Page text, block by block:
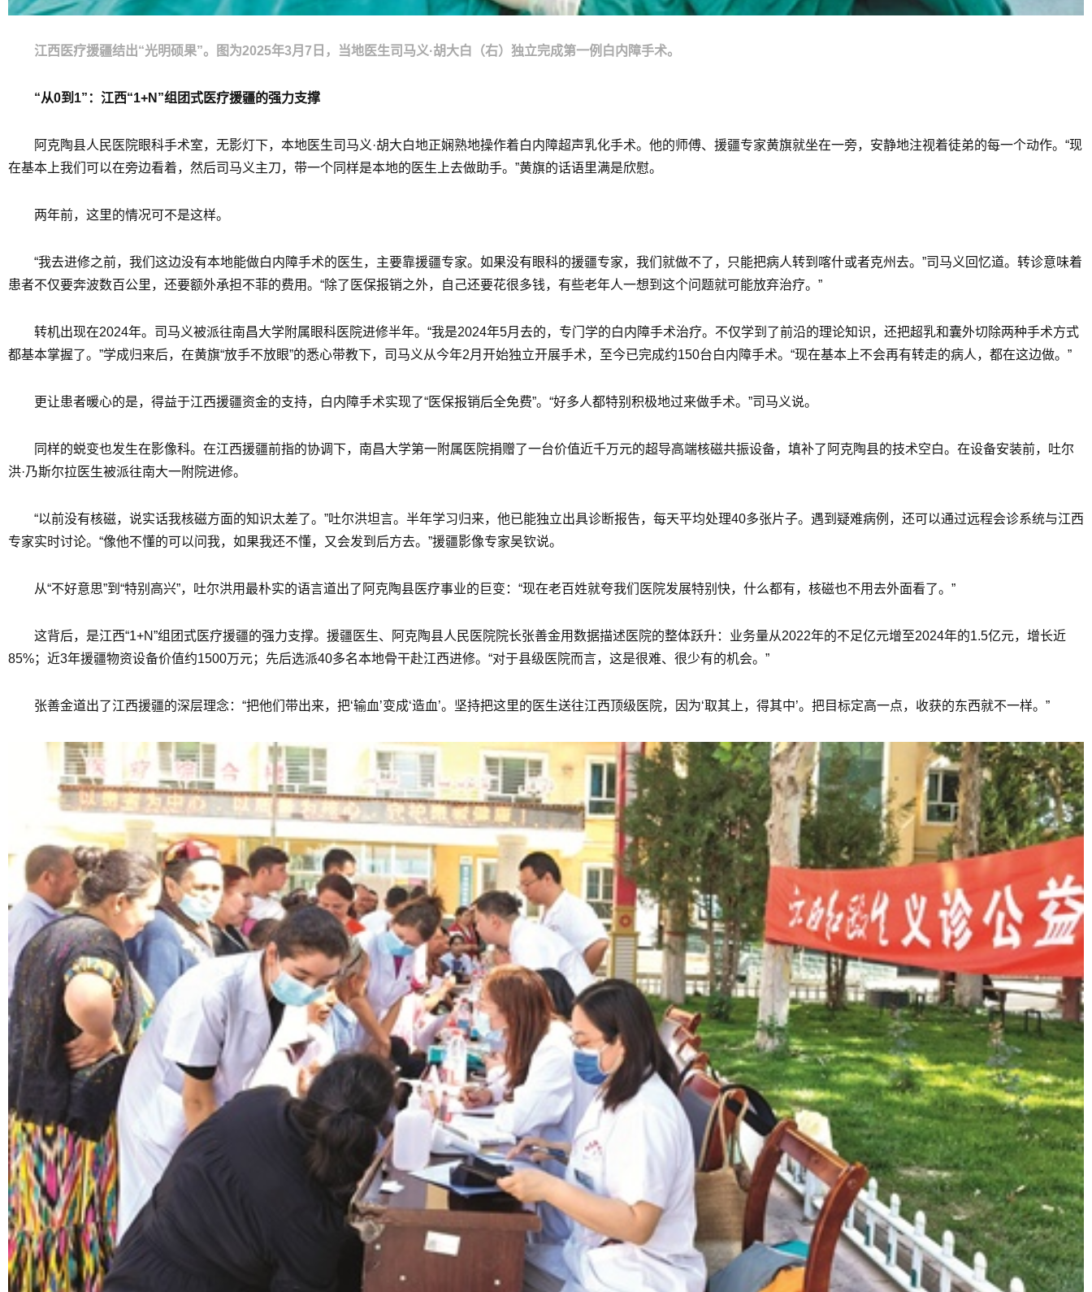
江西医疗援疆结出“光明硕果”。图为2025年3月7日，当地医生司马义·胡大白（右）独立完成第一例白内障手术。
“从0到1”：江西“1+N”组团式医疗援疆的强力支撑
阿克陶县人民医院眼科手术室，无影灯下，本地医生司马义·胡大白地正娴熟地操作着白内障超声乳化手术。他的师傅、援疆专家黄旗就坐在一旁，安静地注视着徒弟的每一个动作。“现
在基本上我们可以在旁边看着，然后司马义主刀，带一个同样是本地的医生上去做助手。”黄旗的话语里满是欣慰。
两年前，这里的情况可不是这样。
“我去进修之前，我们这边没有本地能做白内障手术的医生，主要靠援疆专家。如果没有眼科的援疆专家，我们就做不了，只能把病人转到喀什或者克州去。”司马义回忆道。转诊意味着
患者不仅要奔波数百公里，还要额外承担不菲的费用。“除了医保报销之外，自己还要花很多钱，有些老年人一想到这个问题就可能放弃治疗。”
转机出现在2024年。司马义被派往南昌大学附属眼科医院进修半年。“我是2024年5月去的，专门学的白内障手术治疗。不仅学到了前沿的理论知识，还把超乳和囊外切除两种手术方式
都基本掌握了。”学成归来后，在黄旗“放手不放眼”的悉心带教下，司马义从今年2月开始独立开展手术，至今已完成约150台白内障手术。“现在基本上不会再有转走的病人，都在这边做。”
更让患者暖心的是，得益于江西援疆资金的支持，白内障手术实现了“医保报销后全免费”。“好多人都特别积极地过来做手术。”司马义说。
同样的蜕变也发生在影像科。在江西援疆前指的协调下，南昌大学第一附属医院捐赠了一台价值近千万元的超导高端核磁共振设备，填补了阿克陶县的技术空白。在设备安装前，吐尔
洪·乃斯尔拉医生被派往南大一附院进修。
“以前没有核磁，说实话我核磁方面的知识太差了。”吐尔洪坦言。半年学习归来，他已能独立出具诊断报告，每天平均处理40多张片子。遇到疑难病例，还可以通过远程会诊系统与江西
专家实时讨论。“像他不懂的可以问我，如果我还不懂，又会发到后方去。”援疆影像专家吴钦说。
从“不好意思”到“特别高兴”，吐尔洪用最朴实的语言道出了阿克陶县医疗事业的巨变：“现在老百姓就夸我们医院发展特别快，什么都有，核磁也不用去外面看了。”
这背后，是江西“1+N”组团式医疗援疆的强力支撑。援疆医生、阿克陶县人民医院院长张善金用数据描述医院的整体跃升：业务量从2022年的不足亿元增至2024年的1.5亿元，增长近
85%；近3年援疆物资设备价值约1500万元；先后选派40多名本地骨干赴江西进修。“对于县级医院而言，这是很难、很少有的机会。”
张善金道出了江西援疆的深层理念：“把他们带出来，把‘输血’变成‘造血’。坚持把这里的医生送往江西顶级医院，因为‘取其上，得其中’。把目标定高一点，收获的东西就不一样。”